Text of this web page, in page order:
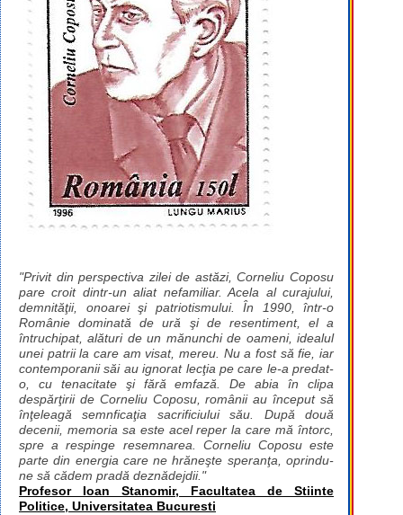
"Privit din perspectiva zilei de astăzi, Corneliu Coposu
pare croit dintr-un aliat nefamiliar. Acela al curajului,
demnităţii, onoarei şi patriotismului. În 1990, într-o
Românie dominată de ură şi de resentiment, el a
întruchipat, alături de un mănunchi de oameni, idealul
unei patrii la care am visat, mereu. Nu a fost să fie, iar
contemporanii săi au ignorat lecţia pe care le-a predat-
o, cu tenacitate şi fără emfază. De abia în clipa
despărţirii de Corneliu Coposu, românii au început să
înţeleagă semnficaţia sacrificiului său. După două
decenii, memoria sa este acel reper la care mă întorc,
spre a respinge resemnarea. Corneliu Coposu este
parte din energia care ne hrăneşte speranţa, oprindu-
ne să cădem pradă deznădejdii."
Profesor Ioan Stanomir, Facultatea de Stiinte
Politice, Universitatea Bucuresti